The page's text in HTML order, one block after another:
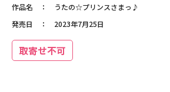
作品名
うたの☆プリンスさまっ♪
発売日
2023年7月25日
取寄せ不可